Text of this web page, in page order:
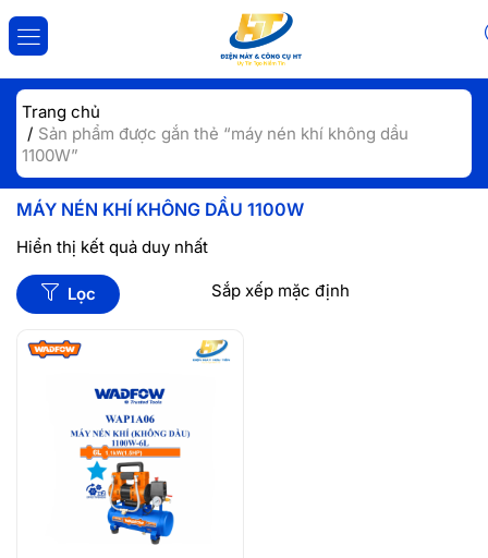
Nhập tài khoản và mật khẩu để đăng nhập.
Lưu đăng nhập
Đăng Nhập
Trang chủ
Sản phẩm được gắn thẻ “máy nén khí không dầu
1100W”
MÁY NÉN KHÍ KHÔNG DẦU 1100W
Hiển thị kết quả duy nhất
Lọc